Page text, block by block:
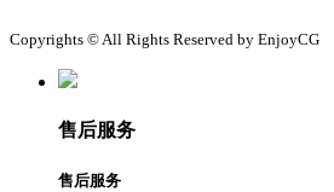
Copyrights © All Rights Reserved by EnjoyCG
售后服务
售后服务